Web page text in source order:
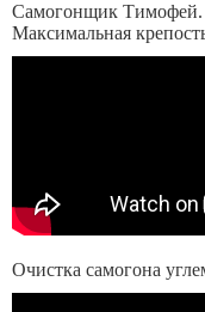
Самогонщик Тимофей.
Максимальная
Очистка самогона